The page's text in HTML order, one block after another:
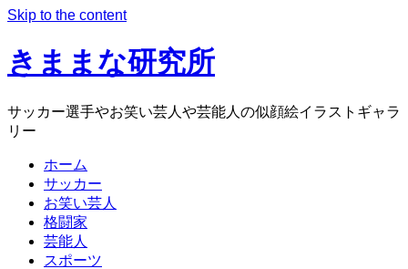
Skip to the content
きままな研究所
サッカー選手やお笑い芸人や芸能人の似顔絵イラストギャラ
リー
ホーム
サッカー
お笑い芸人
格闘家
芸能人
スポーツ